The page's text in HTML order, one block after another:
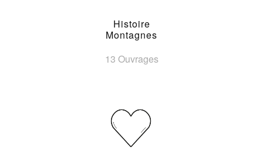
Histoire
Montagnes
13 Ouvrages